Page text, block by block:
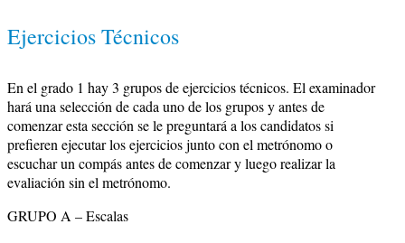
Ejercicios Técnicos
En el grado 1 hay 3 grupos de ejercicios técnicos. El examinador
hará una selección de cada uno de los grupos y antes de
comenzar esta sección se le preguntará a los candidatos si
prefieren ejecutar los ejercicios junto con el metrónomo o
escuchar un compás antes de comenzar y luego realizar la
evaliación sin el metrónomo.
GRUPO A – Escalas